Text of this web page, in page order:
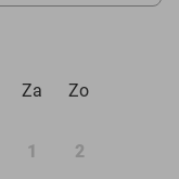
Za Zo
1 2